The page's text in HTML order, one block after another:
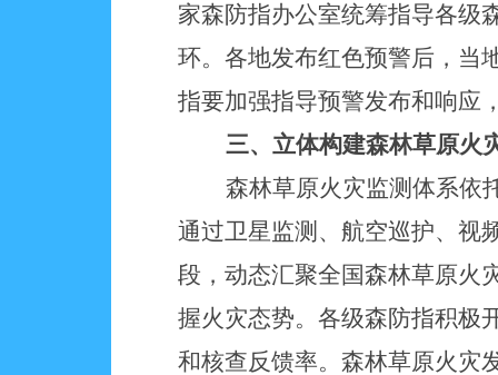
家森防指办公室统筹指导各级
环。各地发布红色预警后，当
指要加强指导预警发布和响应
三、立体构建森林草原火
森林草原火灾监测体系依
通过卫星监测、航空巡护、视
段，动态汇聚全国森林草原火
握火灾态势。各级森防指积极
和核查反馈率。森林草原火灾